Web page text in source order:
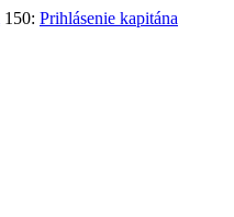
150: Prihlásenie kapitána